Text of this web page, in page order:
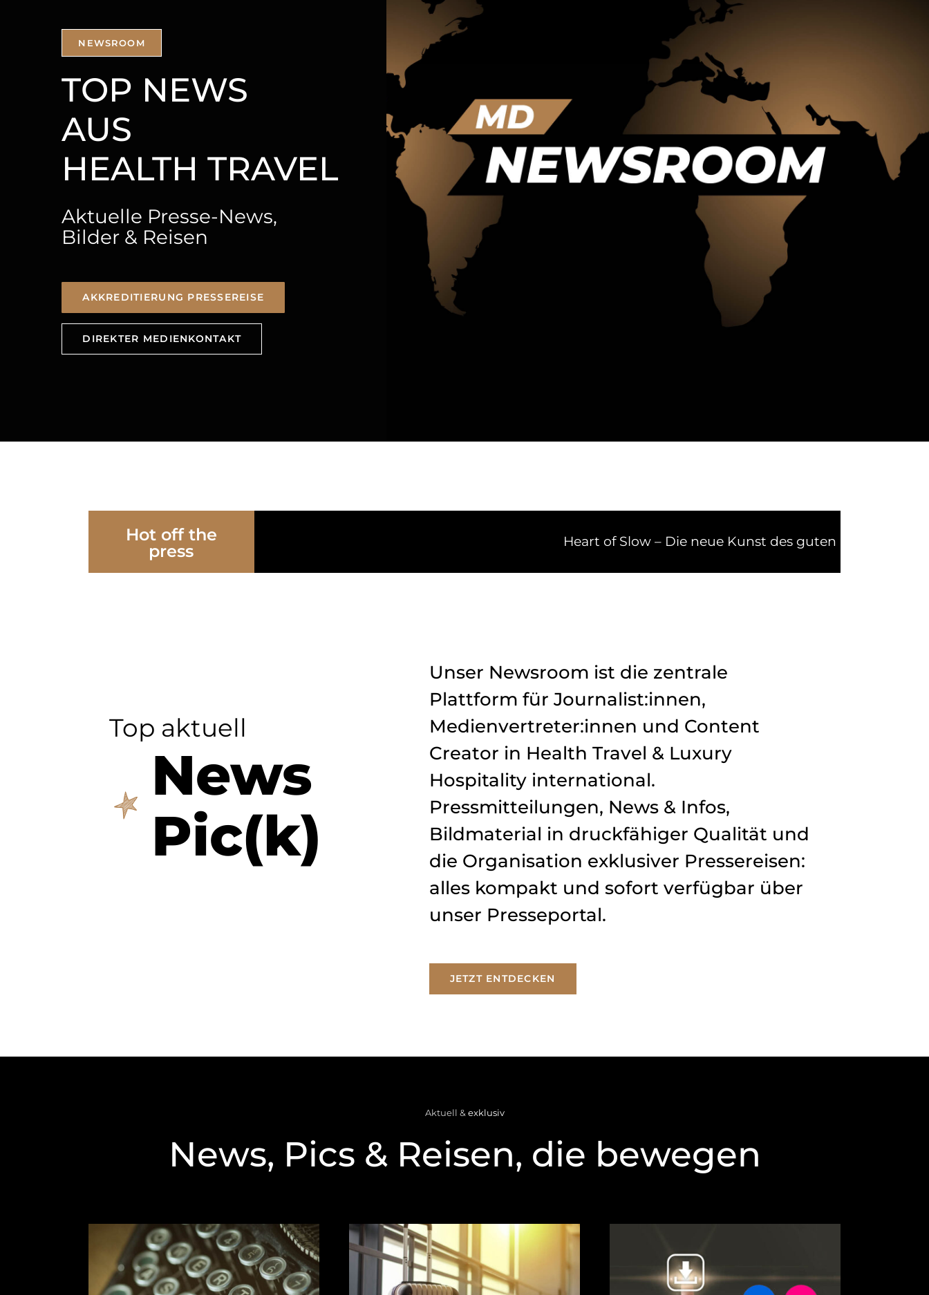
NEWSROOM
TOP NEWS
AUS
Aktuelle Presse-News,
Bilder & Reisen
AKKREDITIERUNG PRESSEREISE
DIREKTER MEDIENKONTAKT
Destinationen,
die Schlagzeilen machen
Health Travel & Luxury Hospitality
Hot off the
press
Heart of Slow – Die neue Kunst des guten Lebens
Top aktuell
News
Pic(k)
Unser Newsroom ist die zentrale
Plattform für Journalist:innen,
Medienvertreter:innen und Content
Creator in Health Travel & Luxury
Hospitality international.
Pressmitteilungen, News & Infos,
Bildmaterial in druckfähiger Qualität und
die Organisation exklusiver Pressereisen:
alles kompakt und sofort verfügbar über
unser Presseportal.
JETZT ENTDECKEN
Aktuell & exklusiv
News, Pics & Reisen, die bewegen